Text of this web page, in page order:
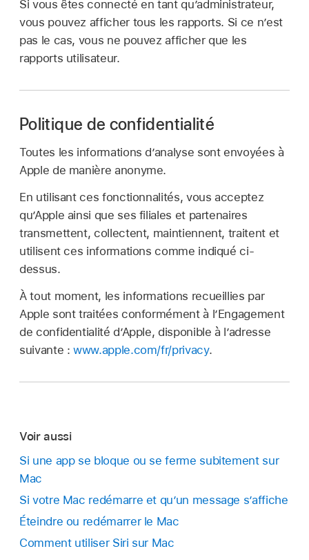
Si vous êtes connecté en tant qu’administrateur,
vous pouvez afficher tous les rapports. Si ce n’est
pas le cas, vous ne pouvez afficher que les
rapports utilisateur.
Politique de confidentialité
Toutes les informations d’analyse sont envoyées à
Apple de manière anonyme.
En utilisant ces fonctionnalités, vous acceptez
qu’Apple ainsi que ses filiales et partenaires
transmettent, collectent, maintiennent, traitent et
utilisent ces informations comme indiqué ci-
dessus.
À tout moment, les informations recueillies par
Apple sont traitées conformément à l’Engagement
de confidentialité d’Apple, disponible à l’adresse
suivante :www.apple.com/fr/privacy.
Voir aussi
Si une app se bloque ou se ferme subitement sur
Mac
Si votre Mac redémarre et qu’un message s’affiche
Éteindre ou redémarrer le Mac
Comment utiliser Siri sur Mac